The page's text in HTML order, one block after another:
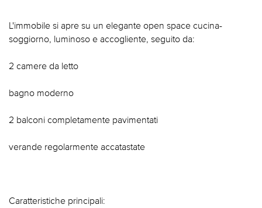
L'immobile si apre su un elegante open space cucina-
soggiorno, luminoso e accogliente, seguito da:
2 camere da letto
bagno moderno
2 balconi completamente pavimentati
verande regolarmente accatastate
Caratteristiche principali: